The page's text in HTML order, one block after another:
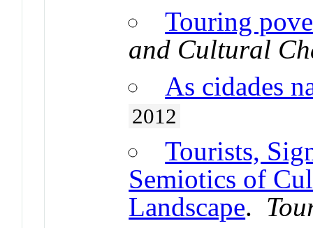
Touring
and Cultural
As cidades
2012
Tourists,
Semiotics of
Landscape.